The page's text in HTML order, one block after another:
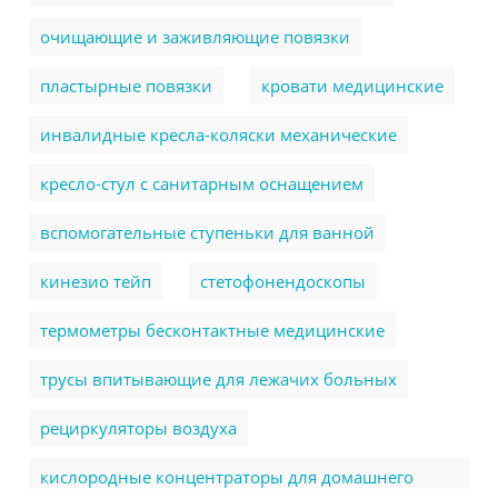
очищающие и заживляющие повязки
пластырные повязки кровати медицинские
инвалидные кресла-коляски механические
кресло-стул с санитарным оснащением
вспомогательные ступеньки для ванной
кинезио тейп стетофонендоскопы
термометры бесконтактные медицинские
трусы впитывающие для лежачих больных
рециркуляторы воздуха
кислородные концентраторы для домашнего